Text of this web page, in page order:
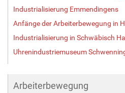
Industrialisierung Emmendingens
Anfänge der Arbeiterbewegung in
Industrialisierung in Schwäbisch Hall
Uhrenindustriemuseum
Arbeiterbewegung